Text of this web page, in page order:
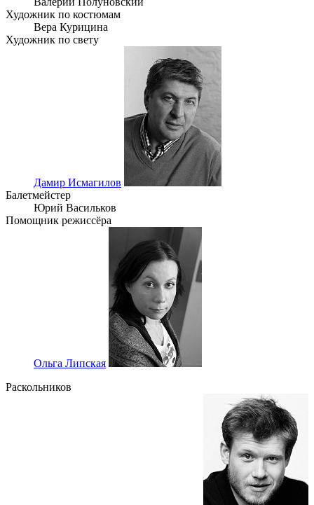
Художник по костюмам
Вера Курицина
Художник по свету
Дамир Исмагилов
Балетмейстер
Юрий Васильков
Помощник режиссёра
Ольга Липская
Раскольников